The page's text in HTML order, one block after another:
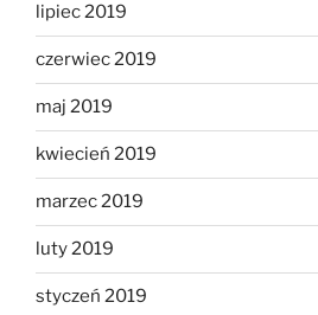
lipiec 2019
czerwiec 2019
maj 2019
kwiecień 2019
marzec 2019
luty 2019
styczeń 2019